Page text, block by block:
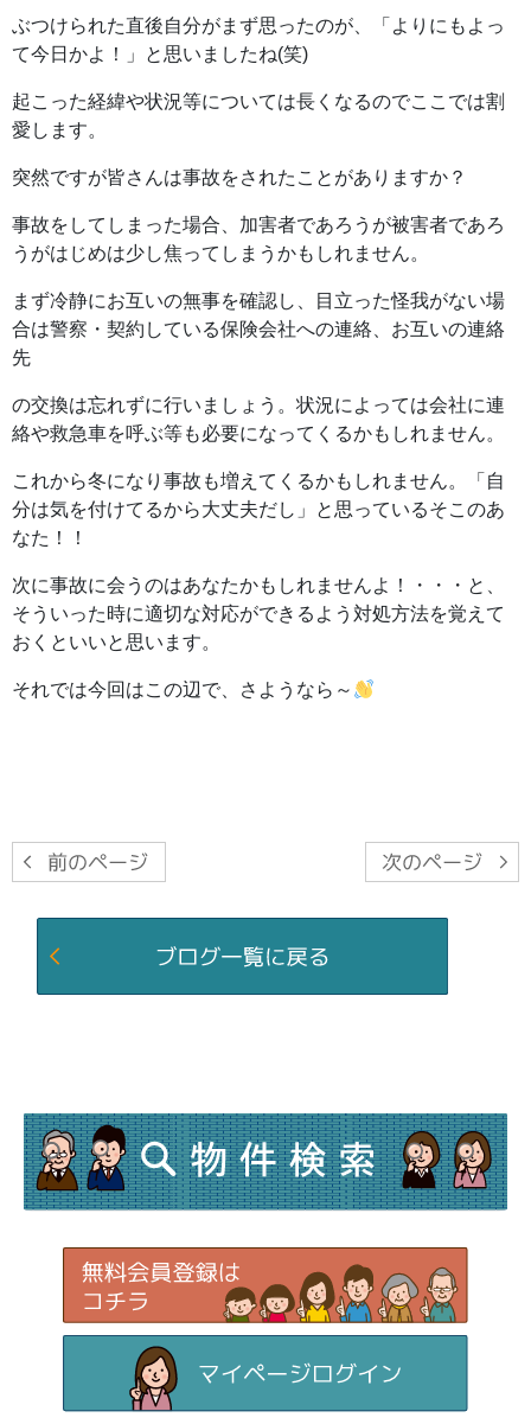
ぶつけられた直後自分がまず思ったのが、「よりにもよっ
て今日かよ！」と思いましたね(笑)
起こった経緯や状況等については長くなるのでここでは割
愛します。
突然ですが皆さんは事故をされたことがありますか？
事故をしてしまった場合、加害者であろうが被害者であろ
うがはじめは少し焦ってしまうかもしれません。
まず冷静にお互いの無事を確認し、目立った怪我がない場
合は警察・契約している保険会社への連絡、お互いの連絡
先
の交換は忘れずに行いましょう。状況によっては会社に連
絡や救急車を呼ぶ等も必要になってくるかもしれません。
これから冬になり事故も増えてくるかもしれません。「自
分は気を付けてるから大丈夫だし」と思っているそこのあ
なた！！
次に事故に会うのはあなたかもしれませんよ！・・・と、
そういった時に適切な対応ができるよう対処方法を覚えて
おくといいと思います。
それでは今回はこの辺で、さようなら～